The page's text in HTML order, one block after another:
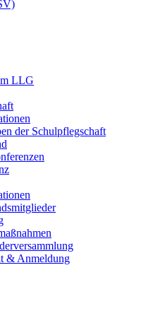
LLG
der Schulpflegschaft
& Anmeldung